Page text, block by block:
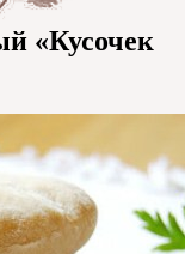
«Кусочек